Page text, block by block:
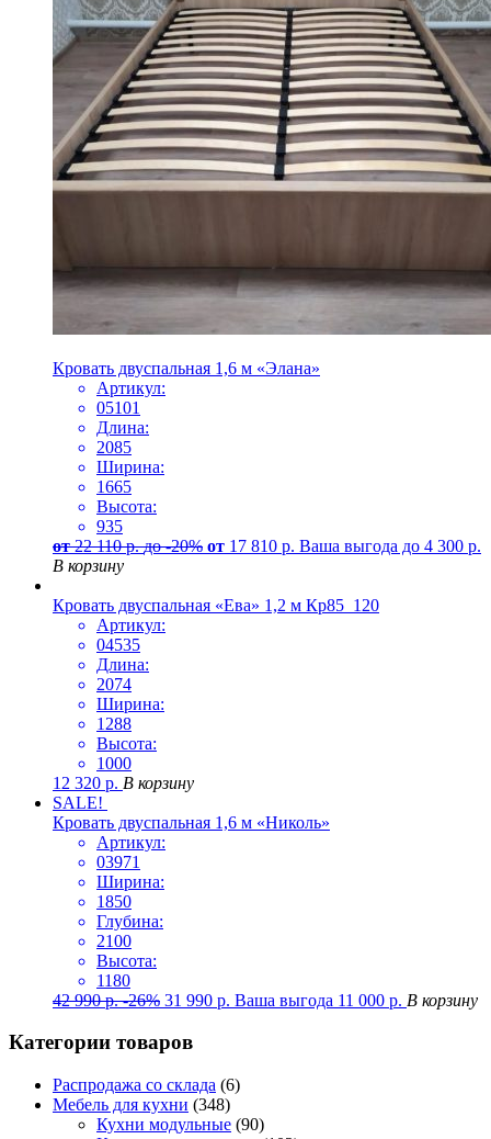
Кровать двуспальная 1,6 м «Элана»
Артикул:
05101
Длина:
2085
Ширина:
1665
Высота:
935
от 22 110р. до -20% от 17 810 р. Ваша выгода до 4 300 р.
В корзину
Кровать двуспальная «Ева» 1,2 м Кр85_120
Артикул:
04535
Длина:
2074
Ширина:
1288
Высота:
1000
12 320 р. В корзину
SALE!
Кровать двуспальная 1,6 м «Николь»
Артикул:
03971
Ширина:
1850
Глубина:
2100
Высота:
1180
42 990р. -26% 31 990 р. Ваша выгода 11 000 р. В корзину
Категории товаров
Распродажа со склада (6)
Мебель для кухни (348)
Кухни модульные (90)